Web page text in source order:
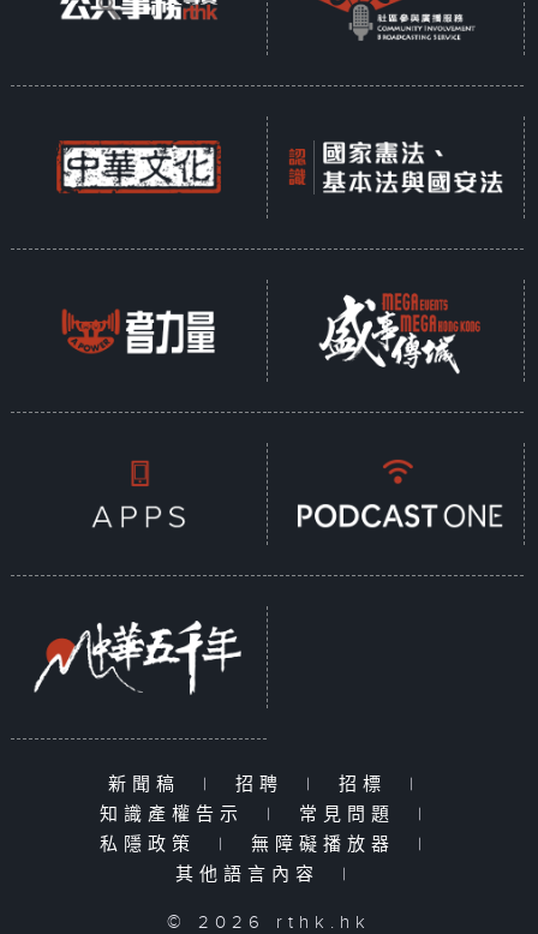
新聞稿 | 招聘 | 招標
|
知識產權告示
| 常見問題
|
私隱政策
| 無障礙播放器
|
其他語言內容
|
© 2026 rthk.hk